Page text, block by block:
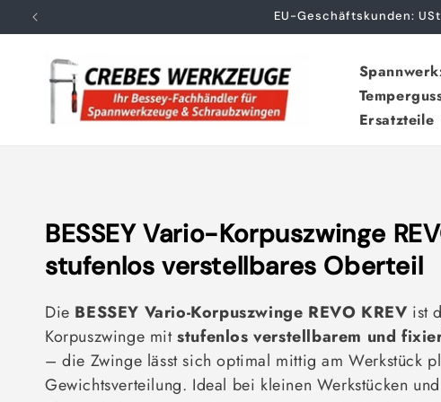
zum
Inhalt
EU-Geschäftskunden:
Ersatzteile
K
a
t
e
g
o
BESSEY Vario-Korpuszwinge
stufenlos verstellbares Oberteil
Die BESSEY Vario-Korpuszwinge REVO KREV ist
Korpuszwinge mitstufenlos verstellbarem und
– die Zwinge lässt sich optimal mittig am Werkstück
Gewichtsverteilung. Ideal bei kleinen Werkstücken